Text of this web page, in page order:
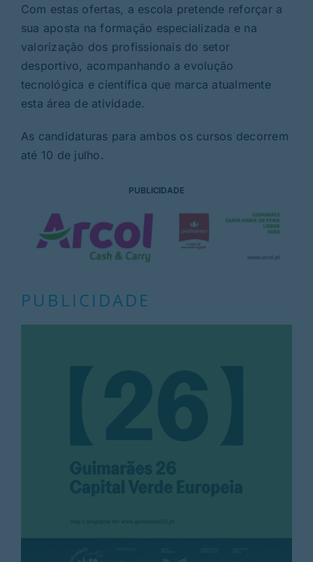
Com estas ofertas, a escola pretende reforçar a
sua aposta na formação especializada e na
valorização dos profissionais do setor
desportivo, acompanhando a evolução
tecnológica e científica que marca atualmente
esta área de atividade.
As candidaturas para ambos os cursos decorrem
até 10 de julho.
PUBLICIDADE
PUBLICIDADE